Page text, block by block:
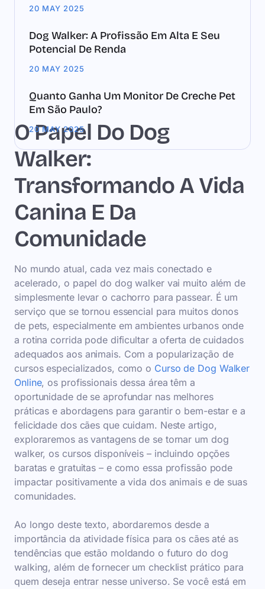
O Papel Do Dog
Walker:
Transformando A Vida
Canina E Da
Comunidade
No mundo atual, cada vez mais conectado e
acelerado, o papel do dog walker vai muito além de
simplesmente levar o cachorro para passear. É um
serviço que se tornou essencial para muitos donos
de pets, especialmente em ambientes urbanos onde
a rotina corrida pode dificultar a oferta de cuidados
adequados aos animais. Com a popularização de
cursos especializados, como o Curso de Dog Walker
Online, os profissionais dessa área têm a
oportunidade de se aprofundar nas melhores
práticas e abordagens para garantir o bem-estar e a
felicidade dos cães que cuidam. Neste artigo,
exploraremos as vantagens de se tornar um dog
walker, os cursos disponíveis – incluindo opções
baratas e gratuitas – e como essa profissão pode
impactar positivamente a vida dos animais e de suas
comunidades.
Ao longo deste texto, abordaremos desde a
importância da atividade física para os cães até as
tendências que estão moldando o futuro do dog
walking, além de fornecer um checklist prático para
quem deseja entrar nesse universo. Se você está em
20 MAY 2025
Dog Walker: A Profissão Em Alta E Seu
Potencial De Renda
20 MAY 2025
Quanto Ganha Um Monitor De Creche Pet
Em São Paulo?
20 MAY 2025